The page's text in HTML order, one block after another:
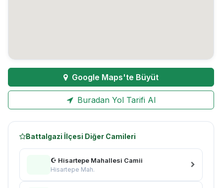
Google Maps'te Büyüt
Buradan Yol Tarifi Al
Battalgazi İlçesi Diğer Camileri
☪ Hisartepe Mahallesi Camii
Hisartepe Mah.